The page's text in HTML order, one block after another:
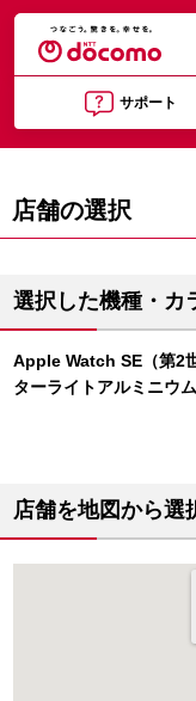
サポート
店舗の選択
選択した機種・カ
Apple Watch SE（第2
ターライトアルミニウ
店舗を地図から選